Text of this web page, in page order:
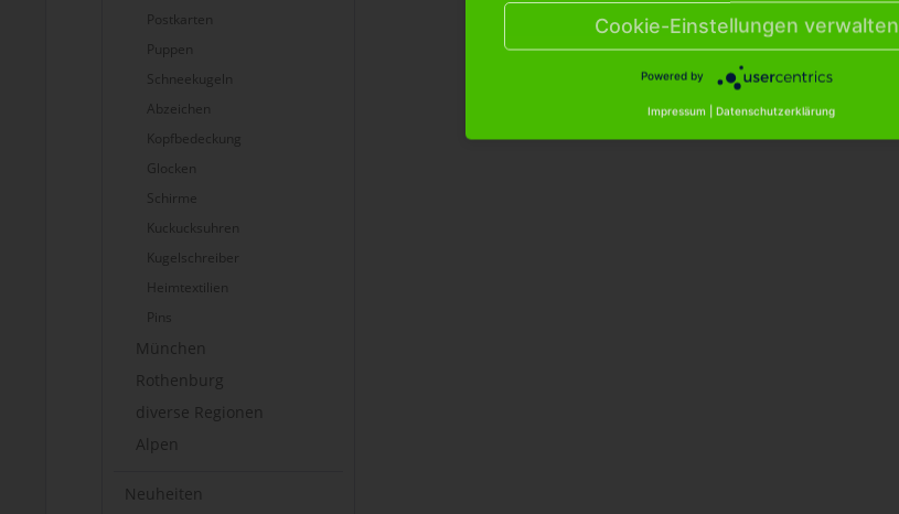
Postkarten
Puppen
Schneekugeln
Abzeichen
Kopfbedeckung
Glocken
Schirme
Kuckucksuhren
Kugelschreiber
Heimtextilien
Pins
München
Rothenburg
diverse Regionen
Alpen
Neuheiten
Cookie-Einstellungen verwalten
Powered by
Impressum | Datenschutzerklärung